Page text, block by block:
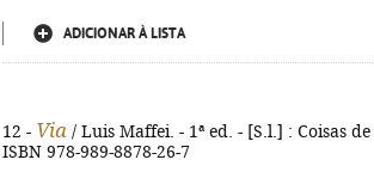
ADICIONAR À LISTA
12 - Via / Luis Maffei. - 1ª ed. - [S.l.] : Coisas
ISBN 978-989-8878-26-7